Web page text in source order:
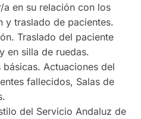
a en su relación con los
y traslado de pacientes.
Traslado del paciente
en silla de ruedas.
Actuaciones del
fallecidos, Salas de
del Servicio Andaluz de